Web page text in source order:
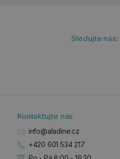
Sledujte nás:
Kontaktujte nás
info@aladine.cz
+420 601 534 217